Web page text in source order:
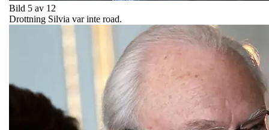
Bild 5 av 12
Drottning Silvia var inte road.